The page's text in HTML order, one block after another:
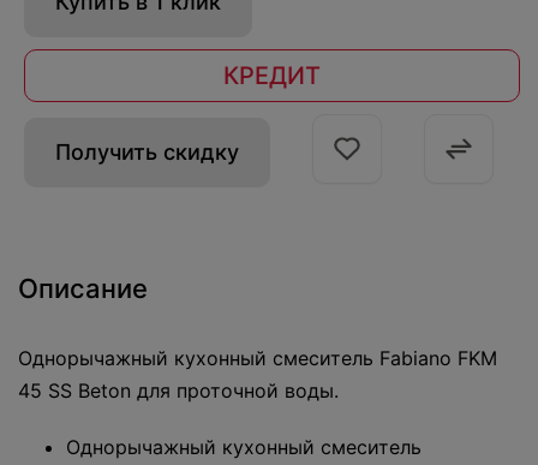
КРЕДИТ
Получить скидку
Описание
Однорычажный кухонный смеситель Fabiano FKM
45 SS Beton для проточной воды.
Однорычажный кухонный смеситель